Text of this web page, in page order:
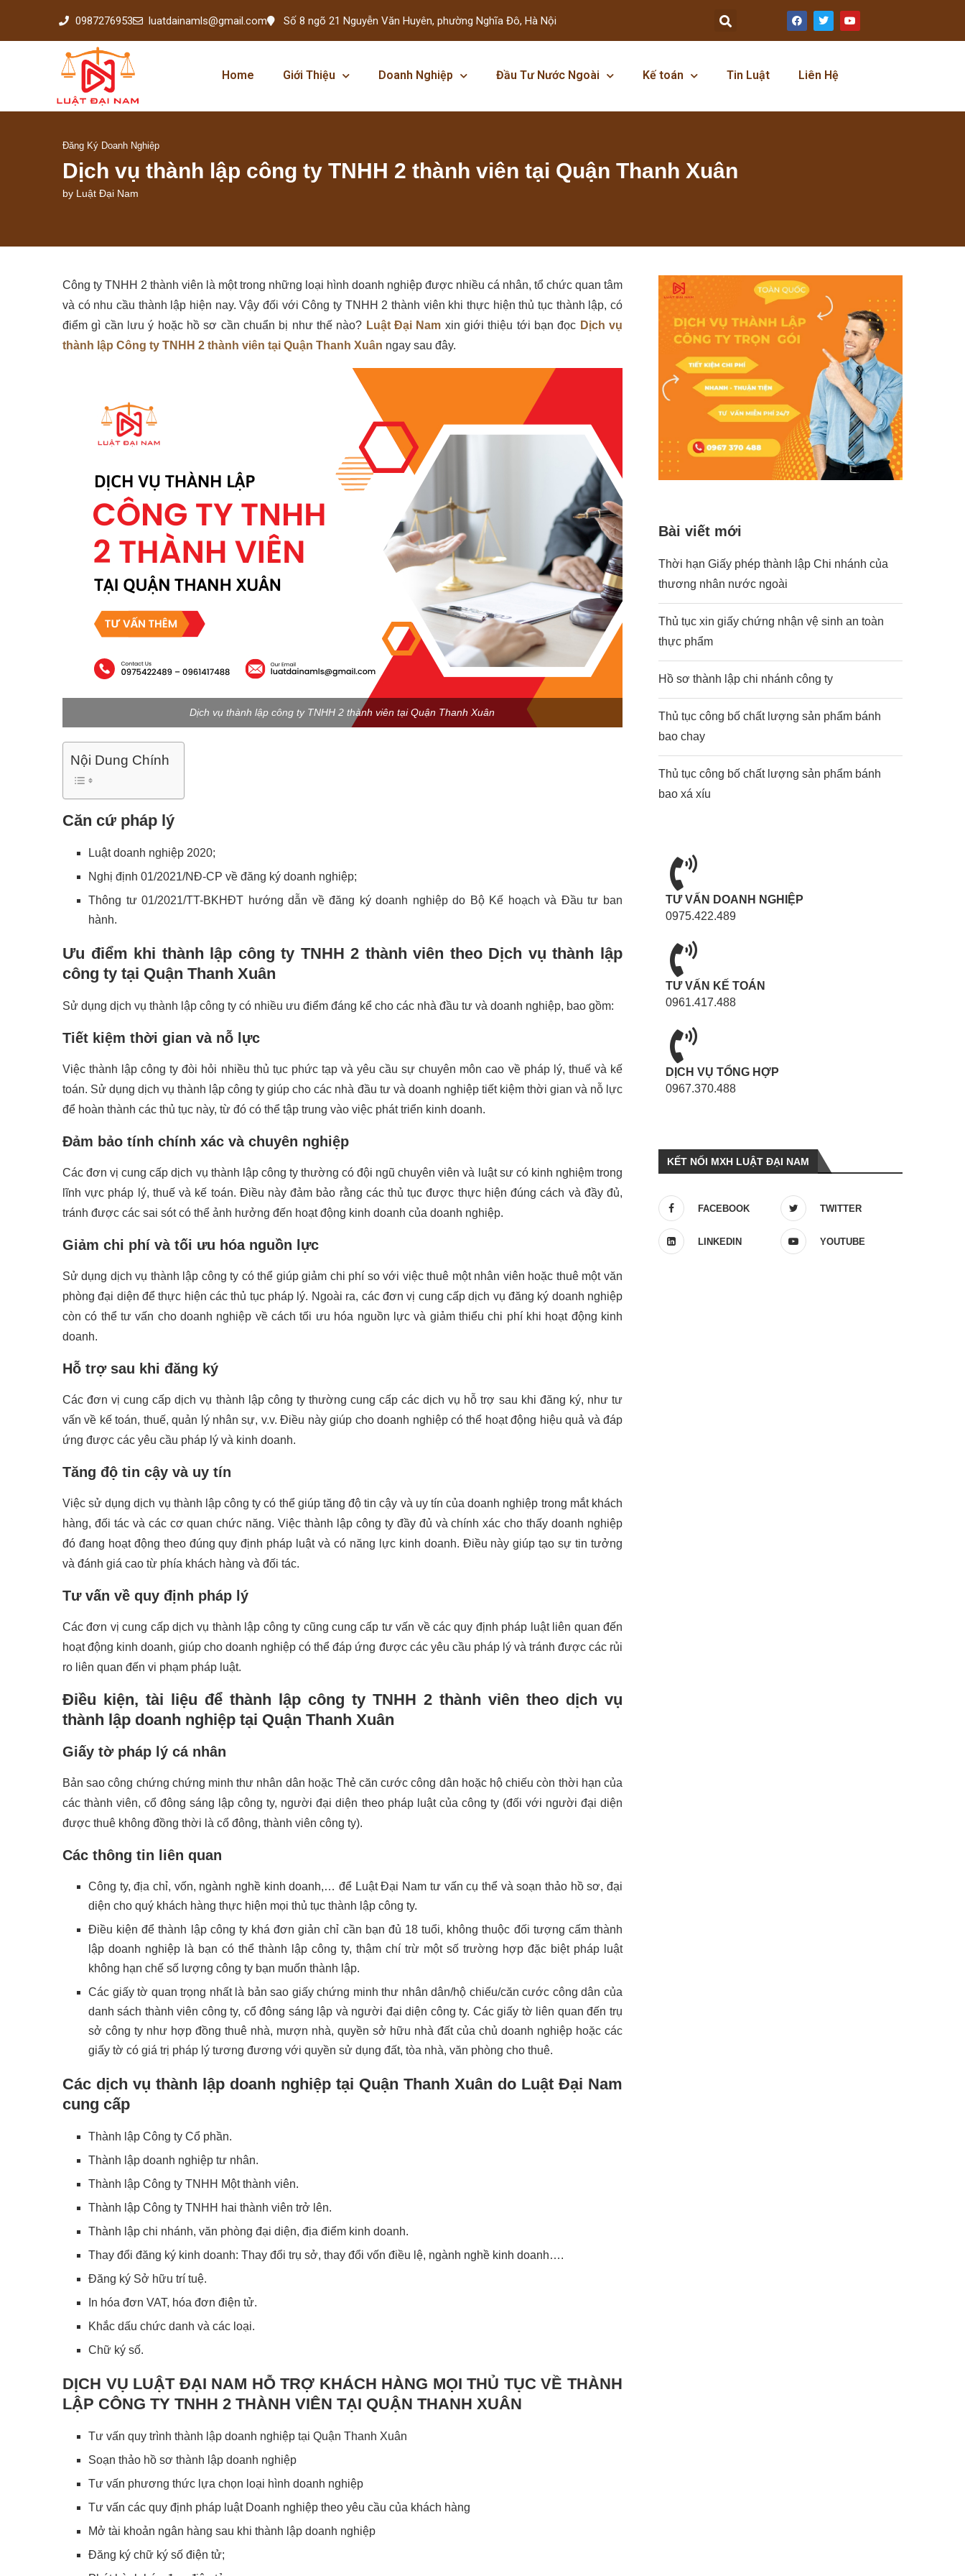
0987276953 luatdainamls@gmail.com Số 8 ngõ 21 Nguyễn Văn Huyên, phường Nghĩa Đô, Hà Nội
Home Giới Thiệu Doanh Nghiệp Đầu Tư Nước Ngoài Kế toán Tin Luật Liên Hệ
Đăng Ký Doanh Nghiệp
Dịch vụ thành lập công ty TNHH 2 thành viên tại Quận Thanh Xuân
by Luật Đại Nam
Công ty TNHH 2 thành viên là một trong những loại hình doanh nghiệp được nhiều cá nhân, tổ chức quan tâm
và có nhu cầu thành lập hiện nay. Vậy đối với Công ty TNHH 2 thành viên khi thực hiện thủ tục thành lập, có
điểm gì cần lưu ý hoặc hồ sơ cần chuẩn bị như thế nào? Luật Đại Nam xin giới thiệu tới bạn đọc Dịch vụ
thành lập Công ty TNHH 2 thành viên tại Quận Thanh Xuân ngay sau đây.
Dịch vụ thành lập công ty TNHH 2 thành viên tại Quận Thanh Xuân
Nội Dung Chính
Căn cứ pháp lý
Luật doanh nghiệp 2020;
Nghị định 01/2021/NĐ-CP về đăng ký doanh nghiệp;
Thông tư 01/2021/TT-BKHĐT hướng dẫn về đăng ký doanh nghiệp do Bộ Kế hoạch và Đầu tư ban
hành.
Ưu điểm khi thành lập công ty TNHH 2 thành viên theo Dịch vụ thành lập
công ty tại Quận Thanh Xuân
Sử dụng dịch vụ thành lập công ty có nhiều ưu điểm đáng kể cho các nhà đầu tư và doanh nghiệp, bao gồm:
Tiết kiệm thời gian và nỗ lực
Việc thành lập công ty đòi hỏi nhiều thủ tục phức tạp và yêu cầu sự chuyên môn cao về pháp lý, thuế và kế
toán. Sử dụng dịch vụ thành lập công ty giúp cho các nhà đầu tư và doanh nghiệp tiết kiệm thời gian và nỗ lực
để hoàn thành các thủ tục này, từ đó có thể tập trung vào việc phát triển kinh doanh.
Đảm bảo tính chính xác và chuyên nghiệp
Các đơn vị cung cấp dịch vụ thành lập công ty thường có đội ngũ chuyên viên và luật sư có kinh nghiệm trong
lĩnh vực pháp lý, thuế và kế toán. Điều này đảm bảo rằng các thủ tục được thực hiện đúng cách và đầy đủ,
tránh được các sai sót có thể ảnh hưởng đến hoạt động kinh doanh của doanh nghiệp.
Giảm chi phí và tối ưu hóa nguồn lực
Sử dụng dịch vụ thành lập công ty có thể giúp giảm chi phí so với việc thuê một nhân viên hoặc thuê một văn
phòng đại diện để thực hiện các thủ tục pháp lý. Ngoài ra, các đơn vị cung cấp dịch vụ đăng ký doanh nghiệp
còn có thể tư vấn cho doanh nghiệp về cách tối ưu hóa nguồn lực và giảm thiểu chi phí khi hoạt động kinh
doanh.
Hỗ trợ sau khi đăng ký
Các đơn vị cung cấp dịch vụ thành lập công ty thường cung cấp các dịch vụ hỗ trợ sau khi đăng ký, như tư
vấn về kế toán, thuế, quản lý nhân sự, v.v. Điều này giúp cho doanh nghiệp có thể hoạt động hiệu quả và đáp
ứng được các yêu cầu pháp lý và kinh doanh.
Tăng độ tin cậy và uy tín
Việc sử dụng dịch vụ thành lập công ty có thể giúp tăng độ tin cậy và uy tín của doanh nghiệp trong mắt khách
hàng, đối tác và các cơ quan chức năng. Việc thành lập công ty đầy đủ và chính xác cho thấy doanh nghiệp
đó đang hoạt động theo đúng quy định pháp luật và có năng lực kinh doanh. Điều này giúp tạo sự tin tưởng
và đánh giá cao từ phía khách hàng và đối tác.
Tư vấn về quy định pháp lý
Các đơn vị cung cấp dịch vụ thành lập công ty cũng cung cấp tư vấn về các quy định pháp luật liên quan đến
hoạt động kinh doanh, giúp cho doanh nghiệp có thể đáp ứng được các yêu cầu pháp lý và tránh được các rủi
ro liên quan đến vi phạm pháp luật.
Điều kiện, tài liệu để thành lập công ty TNHH 2 thành viên theo dịch vụ
thành lập doanh nghiệp tại Quận Thanh Xuân
Giấy tờ pháp lý cá nhân
Bản sao công chứng chứng minh thư nhân dân hoặc Thẻ căn cước công dân hoặc hộ chiếu còn thời hạn của
các thành viên, cổ đông sáng lập công ty, người đại diện theo pháp luật của công ty (đối với người đại diện
được thuê không đồng thời là cổ đông, thành viên công ty).
Các thông tin liên quan
Công ty, địa chỉ, vốn, ngành nghề kinh doanh,… để Luật Đại Nam tư vấn cụ thể và soạn thảo hồ sơ, đại
diện cho quý khách hàng thực hiện mọi thủ tục thành lập công ty.
Điều kiện để thành lập công ty khá đơn giản chỉ cần bạn đủ 18 tuổi, không thuộc đối tượng cấm thành
lập doanh nghiệp là bạn có thể thành lập công ty, thậm chí trừ một số trường hợp đặc biệt pháp luật
không hạn chế số lượng công ty bạn muốn thành lập.
Các giấy tờ quan trọng nhất là bản sao giấy chứng minh thư nhân dân/hộ chiếu/căn cước công dân của
danh sách thành viên công ty, cổ đông sáng lập và người đại diện công ty. Các giấy tờ liên quan đến trụ
sở công ty như hợp đồng thuê nhà, mượn nhà, quyền sở hữu nhà đất của chủ doanh nghiệp hoặc các
giấy tờ có giá trị pháp lý tương đương với quyền sử dụng đất, tòa nhà, văn phòng cho thuê.
Các dịch vụ thành lập doanh nghiệp tại Quận Thanh Xuân do Luật Đại Nam
cung cấp
Thành lập Công ty Cổ phần.
Thành lập doanh nghiệp tư nhân.
Thành lập Công ty TNHH Một thành viên.
Thành lập Công ty TNHH hai thành viên trở lên.
Thành lập chi nhánh, văn phòng đại diện, địa điểm kinh doanh.
Thay đổi đăng ký kinh doanh: Thay đổi trụ sở, thay đổi vốn điều lệ, ngành nghề kinh doanh….
Đăng ký Sở hữu trí tuệ.
In hóa đơn VAT, hóa đơn điện tử.
Khắc dấu chức danh và các loại.
Chữ ký số.
DỊCH VỤ LUẬT ĐẠI NAM HỖ TRỢ KHÁCH HÀNG MỌI THỦ TỤC VỀ THÀNH
LẬP CÔNG TY TNHH 2 THÀNH VIÊN TẠI QUẬN THANH XUÂN
Tư vấn quy trình thành lập doanh nghiệp tại Quận Thanh Xuân
Soạn thảo hồ sơ thành lập doanh nghiệp
Tư vấn phương thức lựa chọn loại hình doanh nghiệp
Tư vấn các quy định pháp luật Doanh nghiệp theo yêu cầu của khách hàng
Mở tài khoản ngân hàng sau khi thành lập doanh nghiệp
Đăng ký chữ ký số điện tử;
Bài viết mới
Thời hạn Giấy phép thành lập Chi nhánh của
thương nhân nước ngoài
Thủ tục xin giấy chứng nhận vệ sinh an toàn
thực phẩm
Hồ sơ thành lập chi nhánh công ty
Thủ tục công bố chất lượng sản phẩm bánh
bao chay
Thủ tục công bố chất lượng sản phẩm bánh
bao xá xíu
TƯ VẤN DOANH NGHIỆP
0975.422.489
TƯ VẤN KẾ TOÁN
0961.417.488
DỊCH VỤ TỔNG HỢP
0967.370.488
KẾT NỐI MXH LUẬT ĐẠI NAM
FACEBOOK TWITTER
LINKEDIN YOUTUBE